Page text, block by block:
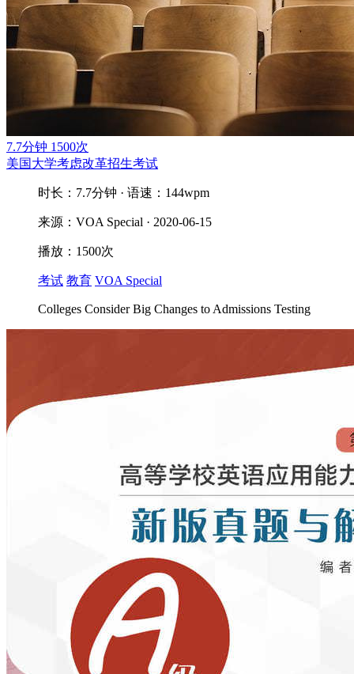
7.7分钟 1500次
美国大学考虑改革招生考试
时长：7.7分钟 · 语速：144wpm
来源：VOA Special · 2020-06-15
播放：1500次
考试 教育 VOA Special
Colleges Consider Big Changes to Admissions Testing